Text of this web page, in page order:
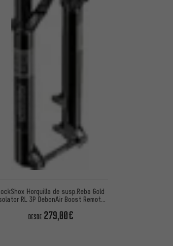
Horquilla de susp.Reba Gold
RL 3P DebonAir Boost Remoto
DESDE 279,00€